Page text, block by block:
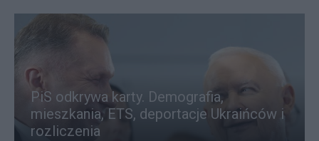
PiS odkrywa karty. Demografia,
mieszkania, ETS, deportacje Ukraińców i
rozliczenia